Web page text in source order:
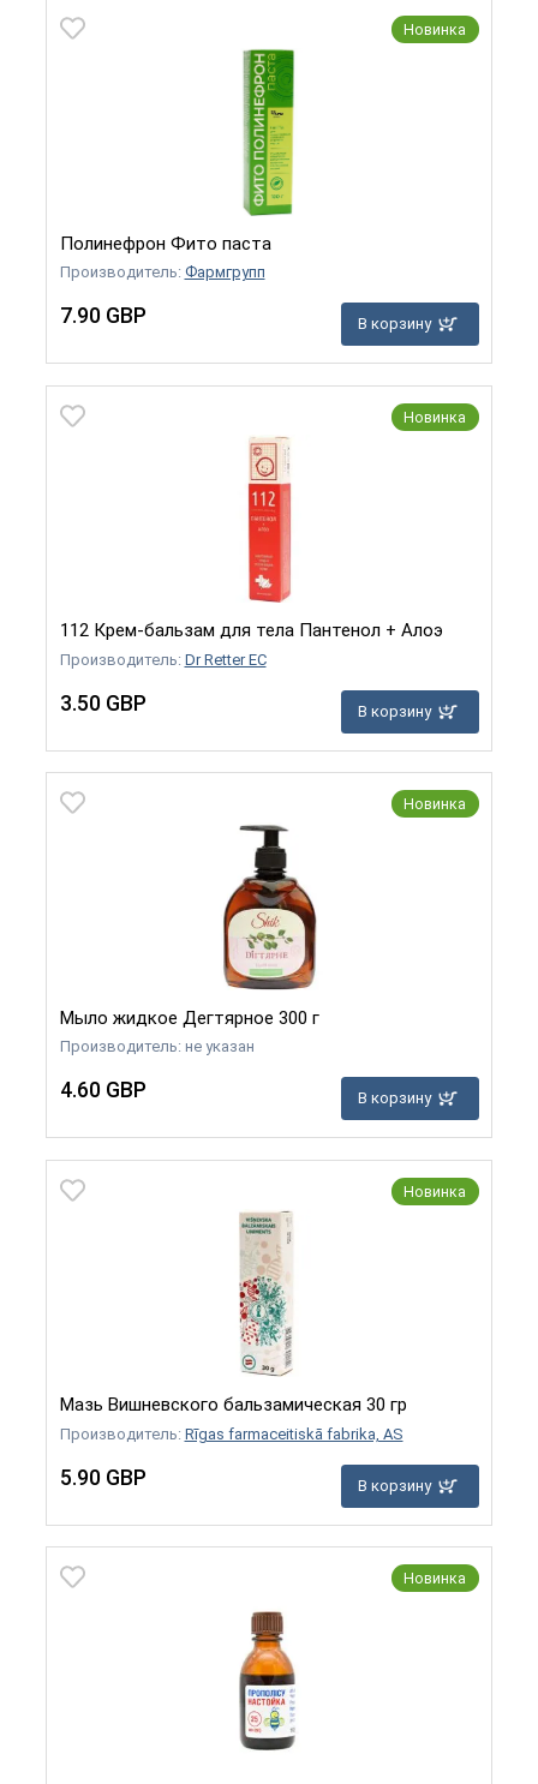
Новинка
Полинефрон Фито паста
Производитель: Фармгрупп
7.90 GBP В корзину
Новинка
112 Крем-бальзам для тела Пантенол + Алоэ
Производитель: Dr Retter EC
3.50 GBP В корзину
Новинка
Мыло жидкое Дегтярное 300 г
Производитель: не указан
4.60 GBP В корзину
Новинка
Мазь Вишневского бальзамическая 30 гр
Производитель: Rīgas farmaceitiskā fabrika, AS
5.90 GBP В корзину
Новинка